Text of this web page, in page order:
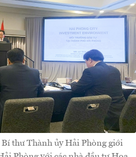
thư Thành ủy Hải Phòng giới